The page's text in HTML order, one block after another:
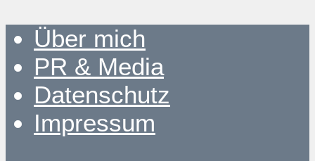
Über mich
PR & Media
Datenschutz
Impressum